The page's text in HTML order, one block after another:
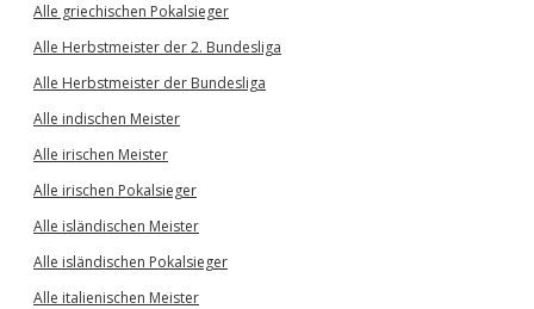
Alle griechischen Pokalsieger
Alle Herbstmeister der 2. Bundesliga
Alle Herbstmeister der Bundesliga
Alle indischen Meister
Alle irischen Meister
Alle irischen Pokalsieger
Alle isländischen Meister
Alle isländischen Pokalsieger
Alle italienischen Meister